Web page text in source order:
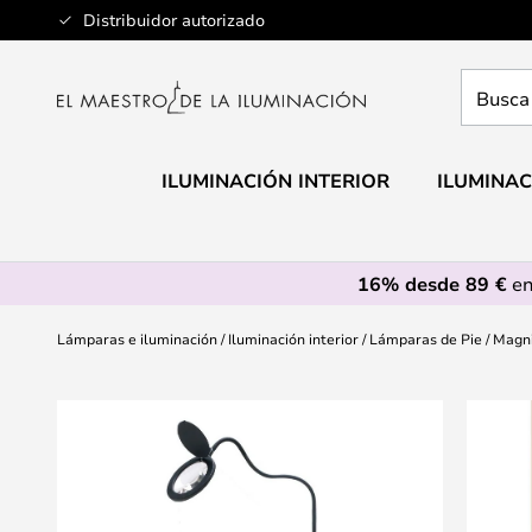
Distribuidor autorizado
Ir
al
aquí
ILUMINACIÓN INTERIOR
16% desde 89 €
Lámparas e iluminación Iluminación interior Lámparas de Pie